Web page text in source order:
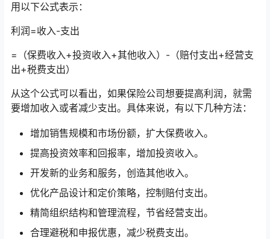
用以下公式表示：
利润=收入-支出
=（保费收入+投资收入+其他收入）-（赔付支出+经营支
出+税费支出）
从这个公式可以看出，如果保险公司想要提高利润，就需
要增加收入或者减少支出。具体来说，有以下几种方法：
增加销售规模和市场份额，扩大保费收入。
提高投资效率和回报率，增加投资收入。
开发新的业务和服务，创造其他收入。
优化产品设计和定价策略，控制赔付支出。
精简组织结构和管理流程，节省经营支出。
合理避税和申报优惠，减少税费支出。